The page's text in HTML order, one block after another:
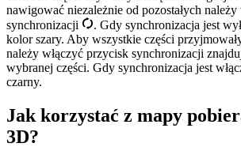
nawigować niezależnie od pozostałych należy
synchronizacji
. Gdy synchronizacja jest
kolor szary. Aby wszystkie części
należy włączyć przycisk synchronizacji
wybranej części. Gdy synchronizacja jest
czarny.
Jak korzystać z mapy
3D?